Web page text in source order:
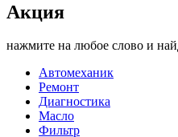
Акция
нажмите на любое слово и
Автомеханик
Ремонт
Диагностика
Масло
Фильтр